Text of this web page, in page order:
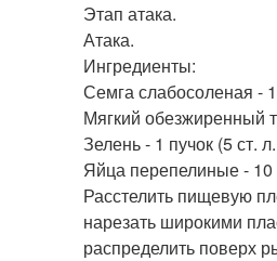
Этап атака.
Атака.
Ингредиенты:
Семга слабосоленая -
Мягкий обезжиренный
Зелень - 1 пучок (5 ст.
Яйца перепелиные - 10
Расстелить пищевую
нарезать широкими
распределить поверх